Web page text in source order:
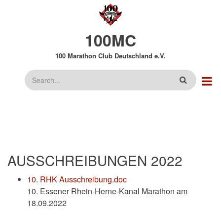
100MC
100 Marathon Club Deutschland e.V.
Suche
AUSSCHREIBUNGEN 2022
10. RHK Ausschreibung.doc
10. Essener Rhein-Herne-Kanal Marathon am
18.09.2022